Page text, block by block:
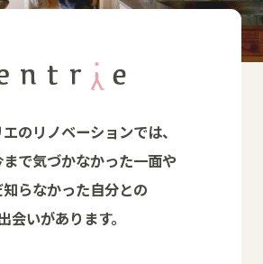
のリノベーションでは、
で気づかなかった一面や
知らなかった自分との
会いがあります。